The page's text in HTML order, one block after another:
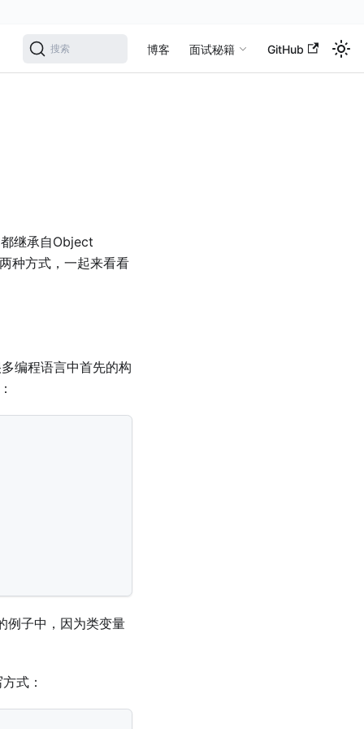
搜索 博客 面试秘籍 GitHub
继承自Object
种方式，一起来看看
编程语言中首先的构
例子中，因为类变量
式：